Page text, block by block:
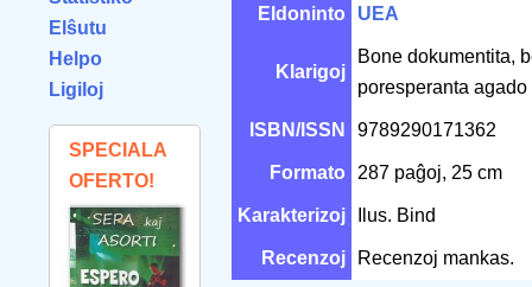
Elŝutu
Helpo
Ligiloj
SPECIALA
OFERTO!
Eldoninto UEA
Klarigoj
Bone dokumentita,
poresperanta
ISBN/ISSN 9789290171362
Formato 287 paĝoj, 25 cm
Karakterizoj Ilus. Bind
Recenzoj Recenzoj mankas.